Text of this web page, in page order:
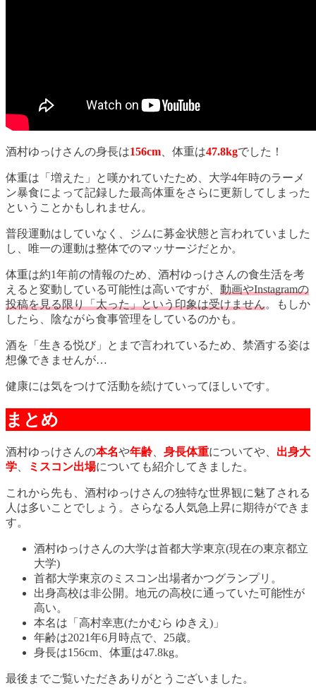
酒村ゆっけさんの身長は156cm 、体重は47.8kgでした！
体重は「増えた」と嘆かれていたため、大学4年時のラーメ
ン暴食によって記録した最高体重をさらに更新してしまった
ということかもしれません。
普段運動はしていなく、ジムに募金状態と言われていました
し、唯一の運動は整体でのマッサージだとか。
体重は約1年前の情報のため、酒村ゆっけさんの食生活を考
えると変動している可能性は高いですが、 動画やInstagramの
投稿を見る限り「太った」という印象は受けません。もしか
したら、陰ながら食事管理をしているのかも。
酒を「生きる悦び」とまで言われているため、禁酒する姿は
想像できませんが…
健康には気をつけて活動を続けていってほしいです。
まとめ
酒村ゆっけさんの本名や年齢 身長体重についてや、 出身大
学
ミスコン出場についても紹介してきました。
これから先も、酒村ゆっけさんの独特な世界観に魅了される
人は多いことでしょう。さらなる人気急上昇に期待ができま
す。
酒村ゆっけさんの大学は首都大学東京(現在の東京都立
大学)
首都大学東京のミスコン出場者かつグランプリ。
出身高校は非公開。地元の高校に通っていた可能性が
高い。
本名は「高村幸恵(たかむら ゆきえ)」
年齢は2021年6月時点で、25歳。
身長は156cm、体重は47.8kg。
最後までご覧いただきありがとうございました。